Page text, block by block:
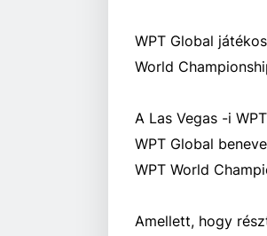
WPT Global
World
A Las Vegas -i
WPT Global
WPT World
Amellett, hogy